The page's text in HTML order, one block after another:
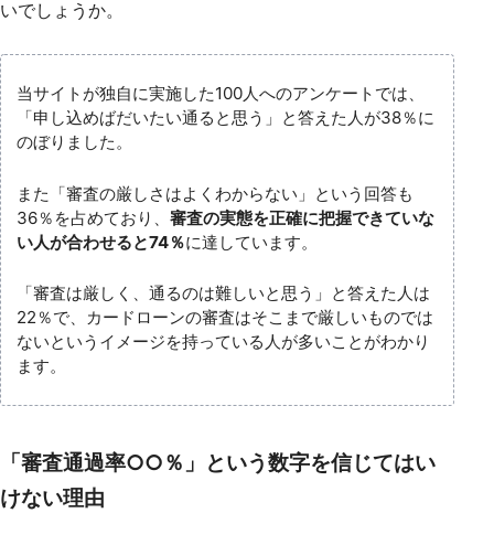
いでしょうか。
当サイトが独自に実施した100人へのアンケートでは、
「申し込めばだいたい通ると思う」と答えた人が38％に
のぼりました。
また「審査の厳しさはよくわからない」という回答も
36％を占めており、審査の実態を正確に把握できていな
い人が合わせると74％に達しています。
「審査は厳しく、通るのは難しいと思う」と答えた人は
22％で、カードローンの審査はそこまで厳しいものでは
ないというイメージを持っている人が多いことがわかり
ます。
「審査通過率○○％」という数字を信じてはい
けない理由